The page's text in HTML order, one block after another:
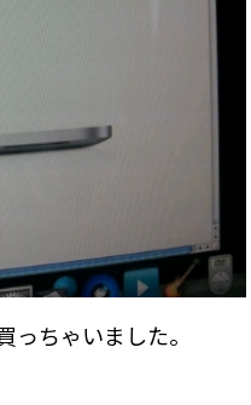
ちゃいました。